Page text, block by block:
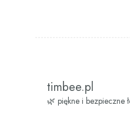
timbee.pl
🌿 piękne i bezpieczne